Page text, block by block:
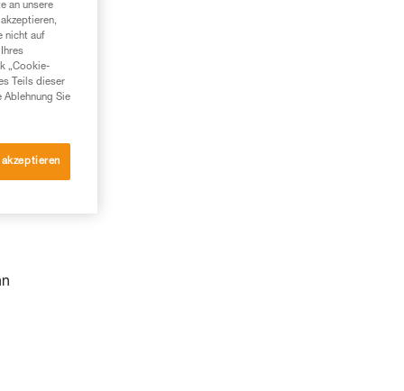
an unsere
nicht auf
„Cookie-
Teils dieser
Ablehnung Sie